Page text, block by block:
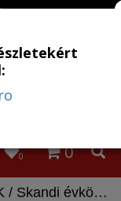
mint 500 RON
0
0
/ Skandi évkönyv 2024